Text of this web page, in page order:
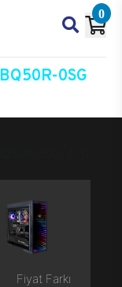
0
0SG
Fiyat Farkı